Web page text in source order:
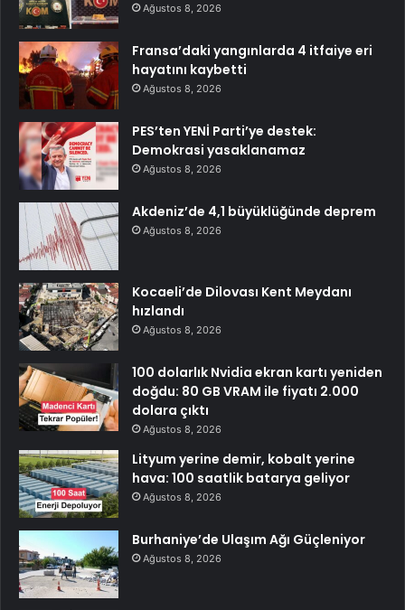
Ağustos 8, 2026
Fransa’daki yangınlarda 4 itfaiye eri
hayatını kaybetti
Ağustos 8, 2026
PES’ten YENİ Parti’ye destek:
Demokrasi yasaklanamaz
Ağustos 8, 2026
Akdeniz’de 4,1 büyüklüğünde deprem
Ağustos 8, 2026
Kocaeli’de Dilovası Kent Meydanı
hızlandı
Ağustos 8, 2026
100 dolarlık Nvidia ekran kartı yeniden
doğdu: 80 GB VRAM ile fiyatı 2.000
dolara çıktı
Ağustos 8, 2026
Lityum yerine demir, kobalt yerine
hava: 100 saatlik batarya geliyor
Ağustos 8, 2026
Burhaniye’de Ulaşım Ağı Güçleniyor
Ağustos 8, 2026